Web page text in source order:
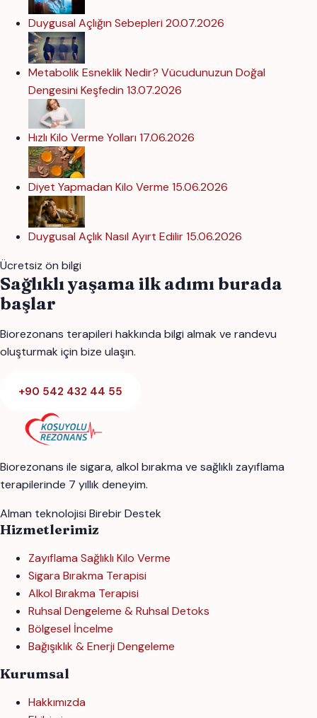
Duygusal Açlığın Sebepleri 20.07.2026
Metabolik Esneklik Nedir? Vücudunuzun Doğal
Dengesini Keşfedin 13.07.2026
Hızlı Kilo Verme Yolları 17.06.2026
Diyet Yapmadan Kilo Verme 15.06.2026
Duygusal Açlık Nasıl Ayırt Edilir15.06.2026
Ücretsiz ön bilgi
Sağlıklı yaşama ilk adımı burada
başlar
Biorezonans terapileri hakkında bilgi almak ve randevu
oluşturmak için bize ulaşın.
+90 542 432 44 55
Biorezonans ile sigara, alkol bırakma ve sağlıklı zayıflama
terapilerinde 7 yıllık deneyim.
Alman teknolojisi Birebir Destek
Hizmetlerimiz
Zayıflama Sağlıklı Kilo Verme
Sigara Bırakma Terapisi
Alkol Bırakma Terapisi
Ruhsal Dengeleme & Ruhsal Detoks
Bölgesel İncelme
Bağışıklık & Enerji Dengeleme
Kurumsal
Hakkımızda